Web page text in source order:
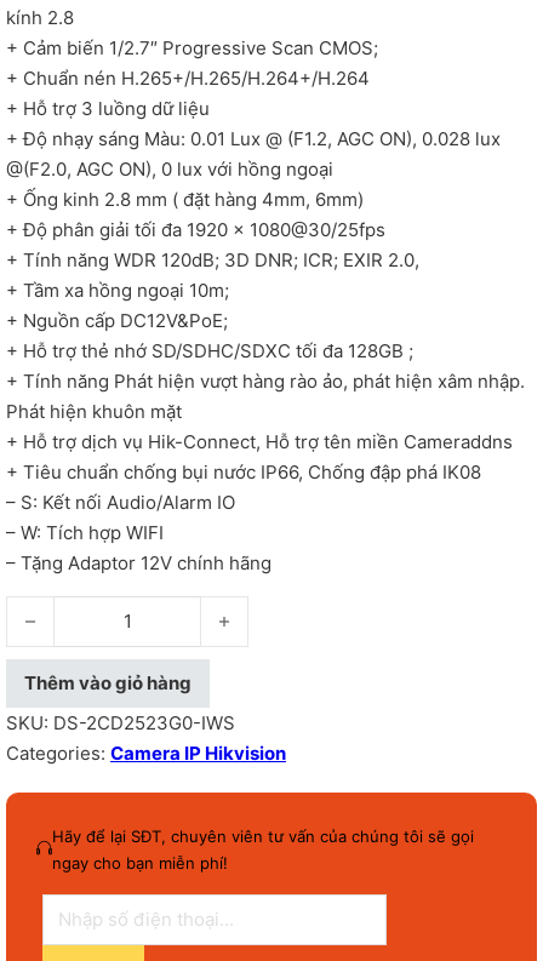
kính 2.8
+ Cảm biến 1/2.7″ Progressive Scan CMOS;
+ Chuẩn nén H.265+/H.265/H.264+/H.264
+ Hỗ trợ 3 luồng dữ liệu
+ Độ nhạy sáng Màu: 0.01 Lux @ (F1.2, AGC ON), 0.028 lux
@(F2.0, AGC ON), 0 lux với hồng ngoại
+ Ống kinh 2.8 mm ( đặt hàng 4mm, 6mm)
+ Độ phân giải tối đa 1920 × 1080@30/25fps
+ Tính năng WDR 120dB; 3D DNR; ICR; EXIR 2.0,
+ Tầm xa hồng ngoại 10m;
+ Nguồn cấp DC12V&PoE;
+ Hỗ trợ thẻ nhớ SD/SDHC/SDXC tối đa 128GB ;
+ Tính năng Phát hiện vượt hàng rào ảo, phát hiện xâm nhập.
Phát hiện khuôn mặt
+ Hỗ trợ dịch vụ Hik-Connect, Hỗ trợ tên miền Cameraddns
+ Tiêu chuẩn chống bụi nước IP66, Chống đập phá IK08
– S: Kết nối Audio/Alarm IO
– W: Tích hợp WIFI
– Tặng Adaptor 12V chính hãng
Camera IP bán cầu hồng ngoại 2MP chuẩn nén H.265+, ống
Thêm vào giỏ hàng
SKU: DS-2CD2523G0-IWS
Categories: Camera IP Hikvision
Hãy để lại SĐT, chuyên viên tư vấn của chúng tôi sẽ gọi
ngay cho bạn miễn phí!